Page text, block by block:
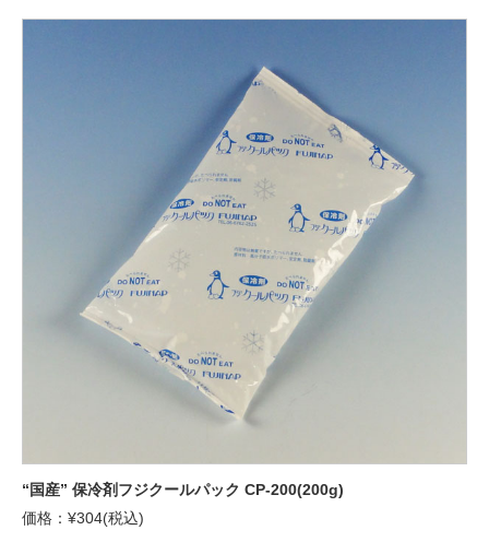
“国産” 保冷剤フジクールパック CP-200(200g)
価格：¥304(税込)